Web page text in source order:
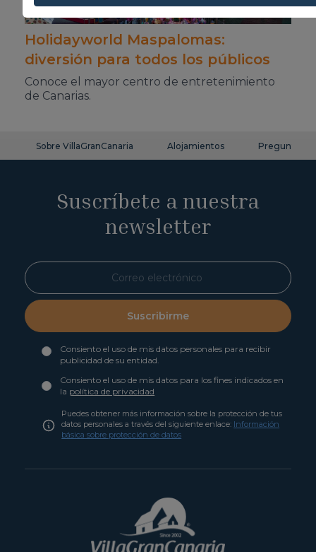
Holidayworld Maspalomas:
diversión para todos los públicos
Conoce el mayor centro de entretenimiento
de Canarias.
Sobre VillaGranCanaria Alojamientos Preguntas
Suscríbete a nuestra
newsletter
Suscribirme
Consiento el uso de mis datos personales para recibir
publicidad de su entidad.
Consiento el uso de mis datos para los fines indicados en
la política de privacidad
Puedes obtener más información sobre la protección de tus
datos personales a través del siguiente enlace: Información
básica sobre protección de datos